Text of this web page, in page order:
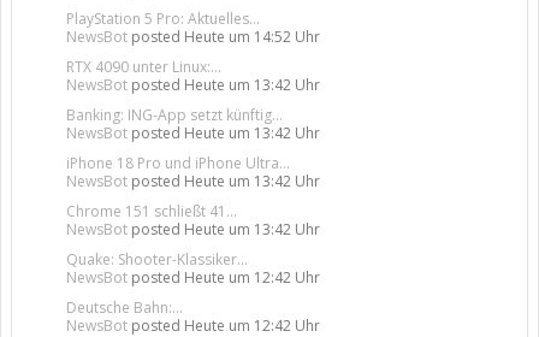
PlayStation 5 Pro: Aktuelles...
NewsBot posted Heute um 14:52 Uhr
RTX 4090 unter Linux:...
NewsBot posted Heute um 13:42 Uhr
Banking: ING-App setzt künftig...
NewsBot posted Heute um 13:42 Uhr
iPhone 18 Pro und iPhone Ultra...
NewsBot posted Heute um 13:42 Uhr
Chrome 151 schließt 41...
NewsBot posted Heute um 13:42 Uhr
Quake: Shooter-Klassiker...
NewsBot posted Heute um 12:42 Uhr
Deutsche Bahn:...
NewsBot posted Heute um 12:42 Uhr